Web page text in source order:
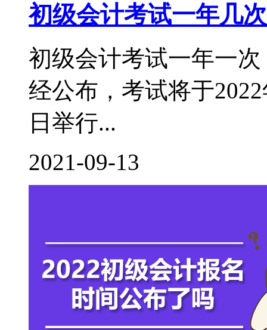
初级会计考试一年几
初级会计考试一年一
经公布，考试将于
日举行...
2021-09-13